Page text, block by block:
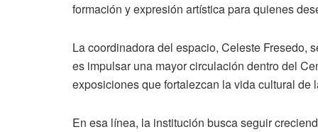
formación y expresión artística para quienes
La coordinadora del espacio, Celeste Fresedo,
es impulsar una mayor circulación dentro del
exposiciones que fortalezcan la vida cultural de
En esa línea, la institución busca seguir